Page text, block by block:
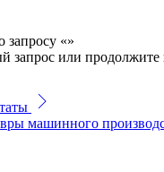
запросу «»
запрос или продолжите
машинного